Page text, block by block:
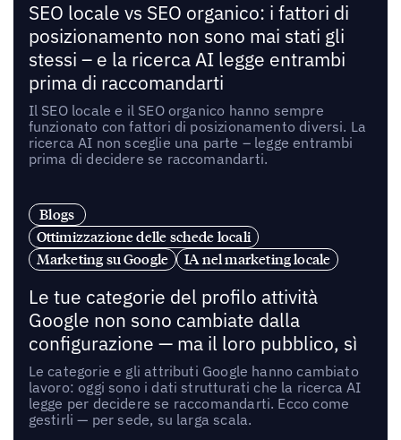
SEO locale vs SEO organico: i fattori di
posizionamento non sono mai stati gli
stessi – e la ricerca AI legge entrambi
prima di raccomandarti
Il SEO locale e il SEO organico hanno sempre
funzionato con fattori di posizionamento diversi. La
ricerca AI non sceglie una parte – legge entrambi
prima di decidere se raccomandarti.
Blogs
Ottimizzazione delle schede locali
Marketing su Google
IA nel marketing locale
Le tue categorie del profilo attività
Google non sono cambiate dalla
configurazione — ma il loro pubblico, sì
Le categorie e gli attributi Google hanno cambiato
lavoro: oggi sono i dati strutturati che la ricerca AI
legge per decidere se raccomandarti. Ecco come
gestirli — per sede, su larga scala.